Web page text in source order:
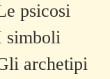
psicosi
simboli
archetipi